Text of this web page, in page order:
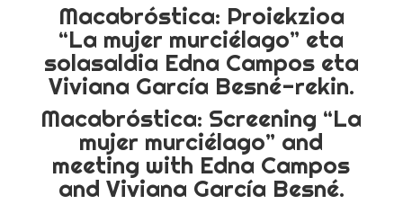
Macabróstica: Proiekzioa
“La mujer murciélago” eta
solasaldia Edna Campos eta
Viviana García Besné-rekin.
Macabróstica: Screening “La
mujer murciélago” and
meeting with Edna Campos
and Viviana García Besné.